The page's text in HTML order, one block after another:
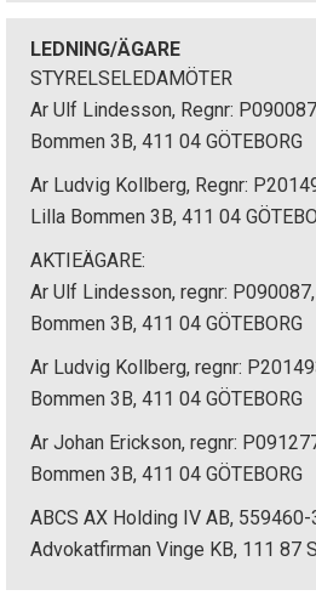
LEDNING/ÄGARE
STYRELSELEDAMÖTER
Ar Ulf Lindesson, Regnr:
Bommen 3B, 411 04 GÖTEBORG
Ar Ludvig Kollberg, Regnr:
Lilla Bommen 3B, 411 04
AKTIEÄGARE:
Ar Ulf Lindesson, regnr:
Bommen 3B, 411 04 GÖTEBORG
Ar Ludvig Kollberg, regnr:
Bommen 3B, 411 04 GÖTEBORG
Ar Johan Erickson, regnr:
Bommen 3B, 411 04 GÖTEBORG
ABCS AX Holding IV AB,
Advokatfirman Vinge KB, 111 87